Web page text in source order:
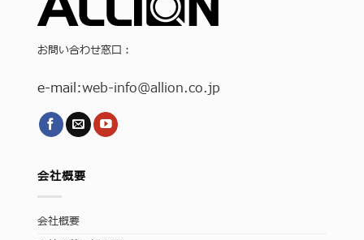
お問い合わせ窓口：
e-mail:web-info@allion.co.jp
会社概要
会社概要